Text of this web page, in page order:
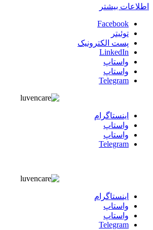
اطلاعات بیشتر
Facebook
توئیتر
پست الکترونیک
LinkedIn
واستاپ
واستاپ
Telegram
اينستاگرام
واستاپ
واستاپ
Telegram
اينستاگرام
واستاپ
واستاپ
Telegram